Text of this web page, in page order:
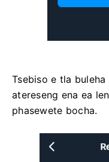
Tsebiso e tla
atereseng ena ea
phasewete bocha.